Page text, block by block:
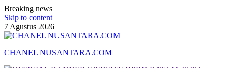
Breaking news
Skip to content
7 Agustus 2026
CHANEL NUSANTARA.COM